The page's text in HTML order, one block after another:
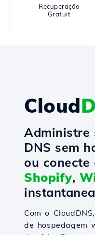
Recuperação
Gratuit
Cloud
Administre
DNS sem
ou conecte
Shopify,
Com o
de hospedagem